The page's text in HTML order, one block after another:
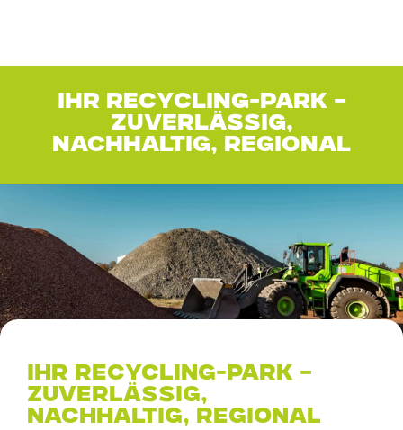
IHR RECYCLING-PARK –
ZUVERLÄSSIG,
NACHHALTIG, REGIONAL
Ihr Recycling-Park –
zuverlässig,
nachhaltig, regional